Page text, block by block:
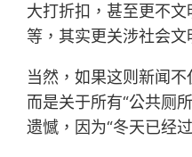
大打折扣，甚至更不
等，其实更关涉社会文
当然，如果这则新闻不
而是关于所有“公共厕
遗憾，因为“冬天已经